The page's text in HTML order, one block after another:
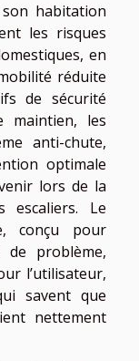
habitation
les risques
en
réduite
de sécurité
maintien, les
anti-chute,
optimale
lors de la
escaliers. Le
conçu pour
de problème,
l’utilisateur,
savent que
nettement